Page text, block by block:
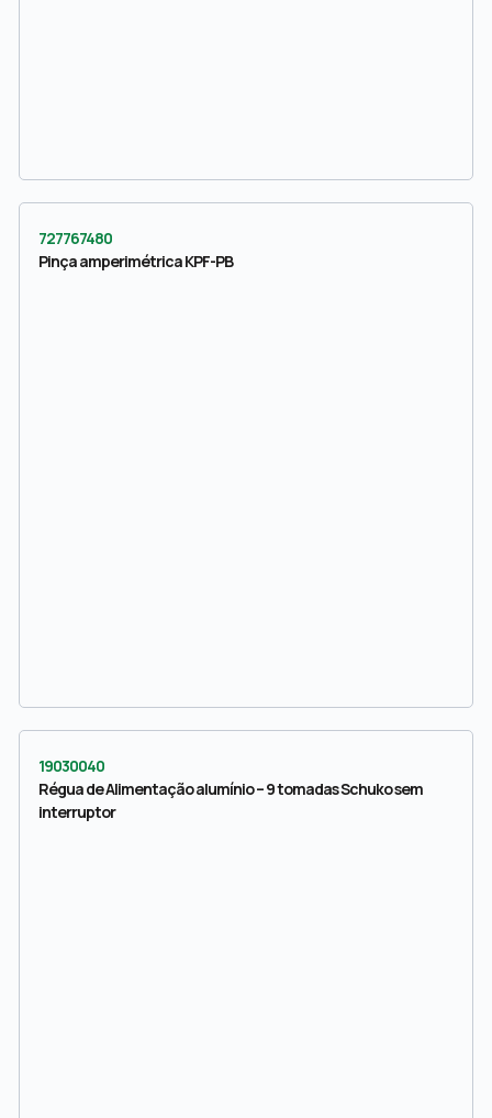
727767480
Pinça amperimétrica KPF-PB
19030040
Régua de Alimentação alumínio – 9 tomadas Schuko sem
interruptor